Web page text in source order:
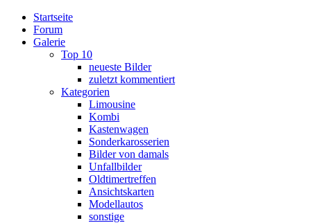
Startseite
Forum
Galerie
Top 10
neueste Bilder
zuletzt kommentiert
Kategorien
Limousine
Kombi
Kastenwagen
Sonderkarosserien
Bilder von damals
Unfallbilder
Oldtimertreffen
Ansichtskarten
Modellautos
sonstige